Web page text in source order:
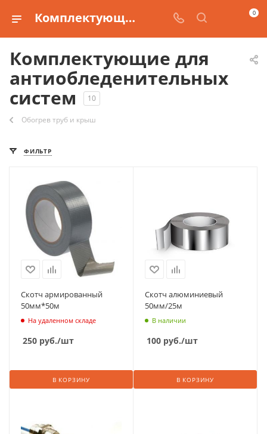
Комплектующие для антиобледенительных систем 0
Комплектующие для
антиобледенительных
систем
10
Обогрев труб и крыш
ФИЛЬТР
Скотч армированный
50мм*50м
На удаленном складе
250 руб./шт
В КОРЗИНУ
Скотч алюминиевый
50мм/25м
В наличии
100 руб./шт
В КОРЗИНУ